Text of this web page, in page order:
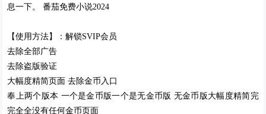
息一下。 番茄免费小说2024
【使用方法】：解锁SVIP会员
去除全部广告
去除盗版验证
大幅度精简页面 去除金币入口
奉上两个版本 一个是金币版一个是无金币版 无金币版大幅度精简完
完全全没有任何金币页面